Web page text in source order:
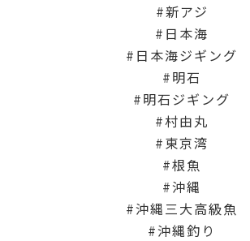
新アジ
日本海
日本海ジギング
明石
明石ジギング
村由丸
東京湾
根魚
沖縄
沖縄三大高級魚
沖縄釣り